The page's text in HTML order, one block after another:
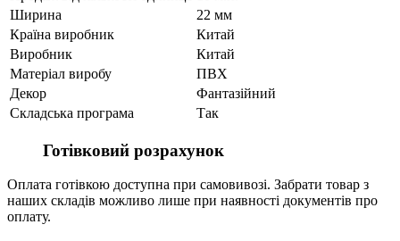
Ширина
22 мм
Країна виробник
Китай
Виробник
Китай
Матеріал виробу
ПВХ
Декор
Фантазійний
Складська програма
Так
Готівковий розрахунок
Оплата готівкою доступна при самовивозі. Забрати товар з
наших складів можливо лише при наявності документів про
оплату.